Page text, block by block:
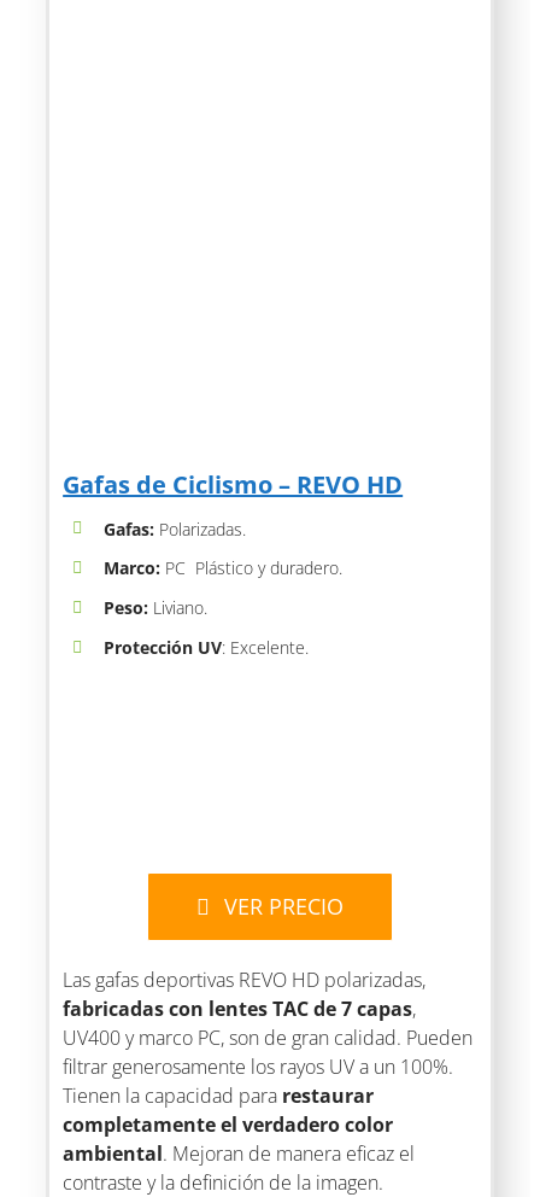
Gafas de Ciclismo – REVO HD
Gafas:Polarizadas.
Marco: PC Plástico y duradero.
Peso:Liviano.
Protección UV: Excelente.
VER PRECIO
Las gafas deportivas REVO HD polarizadas,
fabricadas con lentes TAC de 7 capas,
UV400 y marco PC, son de gran calidad. Pueden
filtrar generosamente los rayos UV a un 100%.
Tienen la capacidad para restaurar
completamente el verdadero color
ambiental. Mejoran de manera eficaz el
contraste y la definición de la imagen.